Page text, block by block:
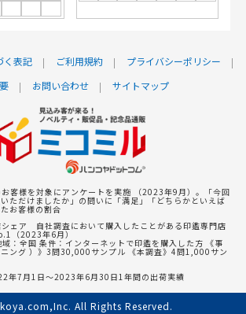
く表記 ご利用規約
プライバシーポリシー
お問い合わせ サイトマップ
客様を対象にアンケートを実施 （2023年9月）。「今回
ただけましたか」の問いに「満足」「どちらかといえば
お客様の割合
ェア 自社調査において購入したことがある印鑑専門店
（2023年6月）
：全国 条件：インターネットで印鑑を購入した方 《事
ング ）》3問30,000サンプル 《本調査》4問1,000サン
7月1日～2023年6月30日1年間の出荷実績
All Rights Reserved.